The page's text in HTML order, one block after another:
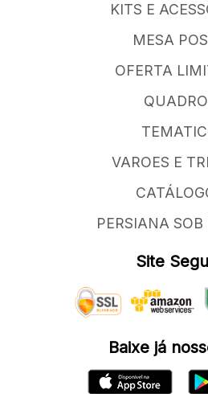
KITS E
MESA
OFERTA
VAROES E
PERSIANA
Site
Baixe já